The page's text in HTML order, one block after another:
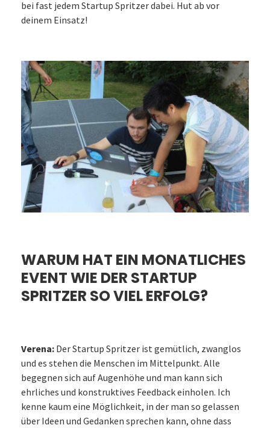
bei fast jedem Startup Spritzer dabei. Hut ab vor
deinem Einsatz!
WARUM HAT EIN MONATLICHES
EVENT WIE DER STARTUP
SPRITZER SO VIEL ERFOLG?
Verena: Der Startup Spritzer ist gemütlich, zwanglos
und es stehen die Menschen im Mittelpunkt. Alle
begegnen sich auf Augenhöhe und man kann sich
ehrliches und konstruktives Feedback einholen. Ich
kenne kaum eine Möglichkeit, in der man so gelassen
über Ideen und Gedanken sprechen kann, ohne dass